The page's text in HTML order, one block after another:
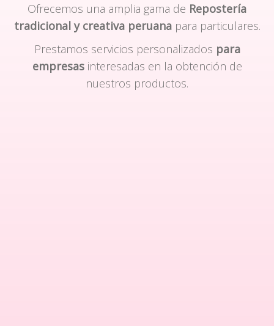
Ofrecemos una amplia gama de Repostería
tradicional y creativa peruanapara particulares.
Prestamos servicios personalizados para
empresasinteresadas en la obtención de
nuestros productos.